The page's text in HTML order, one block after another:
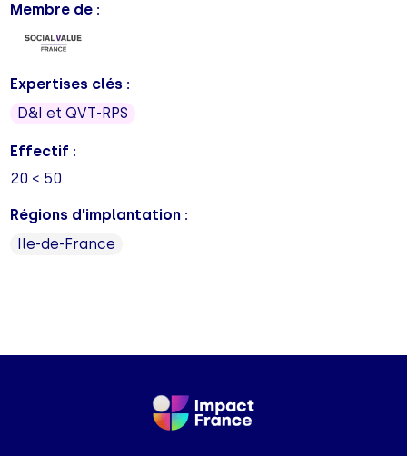
Membre de :
Expertises clés :
D&I et QVT-RPS
Effectif :
20 < 50
Régions d'implantation :
Ile-de-France